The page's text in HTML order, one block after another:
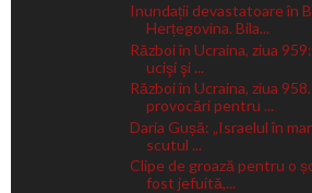
Inundații devastatoare în
Herțegovina. Bila...
Război în Ucraina, ziua
ucişi şi ...
Război în Ucraina, ziua
provocări pentru ...
Daria Gușă: „Israelul în
scutul ...
Clipe de groază pentru o
fost jefuită,...